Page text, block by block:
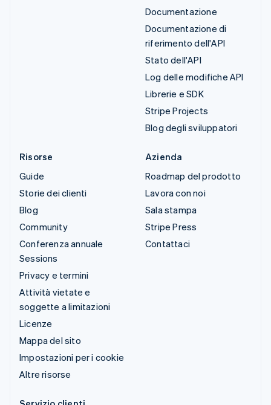
Documentazione
Documentazione di
riferimento dell'API
Stato dell'API
Log delle modifiche API
Librerie e SDK
Stripe Projects
Blog degli sviluppatori
Risorse
Guide
Storie dei clienti
Blog
Community
Conferenza annuale
Sessions
Privacy e termini
Attività vietate e
soggette a limitazioni
Licenze
Mappa del sito
Impostazioni per i cookie
Altre risorse
Azienda
Roadmap del prodotto
Lavora con noi
Sala stampa
Stripe Press
Contattaci